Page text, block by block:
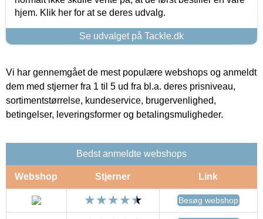
hjem. Klik her for at se deres udvalg.
Se udvalget på Tackle.dk
Vi har gennemgået de mest populære webshops og anmeldt
dem med stjerner fra 1 til 5 ud fra bl.a. deres prisniveau,
sortimentstørrelse, kundeservice, brugervenlighed,
betingelser, leveringsformer og betalingsmuligheder.
Bedst anmeldte webshops
Webshop Stjerner Link
Besøg webshop